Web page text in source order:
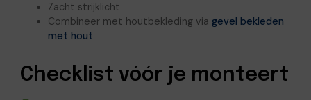
Zacht strijklicht
Combineer met houtbekleding via gevel bekleden
met hout
Checklist vóór je monteert